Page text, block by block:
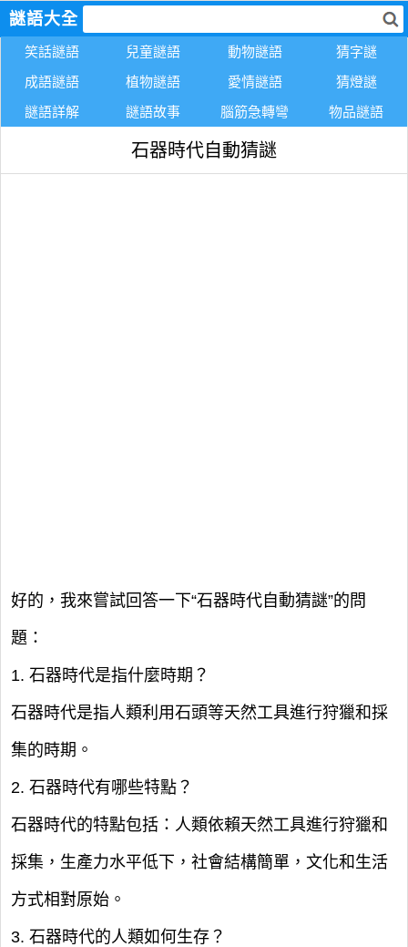
謎語大全
笑話謎語 兒童謎語 動物謎語
猜字謎
成語謎語
植物謎語 愛情謎語
猜燈謎
謎語詳解
謎語故事 腦筋急轉彎 物品謎語
石器時代自動猜謎
好的，我來嘗試回答一下“石器時代自動猜謎”的問
題：
1. 石器時代是指什麼時期？
石器時代是指人類利用石頭等天然工具進行狩獵和採
集的時期。
2. 石器時代有哪些特點？
石器時代的特點包括：人類依賴天然工具進行狩獵和
採集，生產力水平低下，社會結構簡單，文化和生活
方式相對原始。
3. 石器時代的人類如何生存？